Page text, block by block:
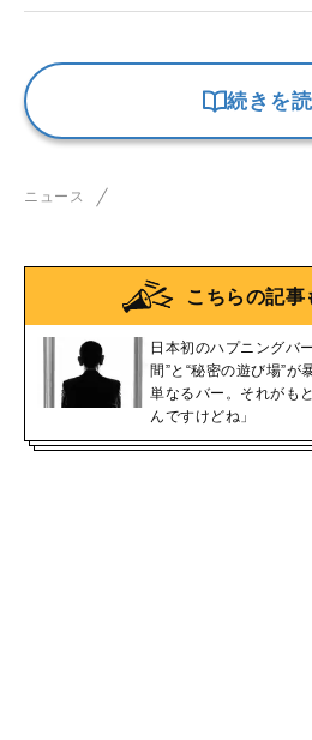
続きを
ニュース
こちらの記事
日本初のハプニングバ
間”と“秘密の遊び場”が
単なるバー。それがも
んですけどね」